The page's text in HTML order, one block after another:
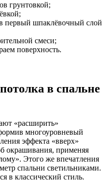
грунтовкой;
первый шпаклёвочный слой
смеси;
поверхность.
в спальне
«расширить»
многоуровневый
эффекта «вверх»
окрашивания, применяя
Этого же впечатления
спальни светильниками.
в классический стиль.